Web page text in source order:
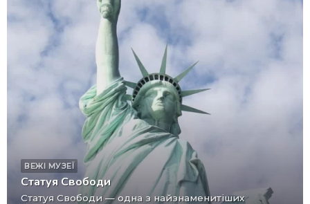
ВЕЖІ МУЗЕЇ
Статуя Свободи
Статуя Свободи — одна з найзнаменитіших